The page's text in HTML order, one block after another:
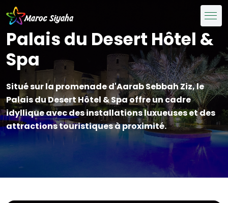
Palais du Desert Hôtel &
Spa
Situé sur la promenade d'Aarab Sebbah Ziz, le
Palais du Desert Hôtel & Spa offre un cadre
idyllique avec des installations luxueuses et des
attractions touristiques à proximité.